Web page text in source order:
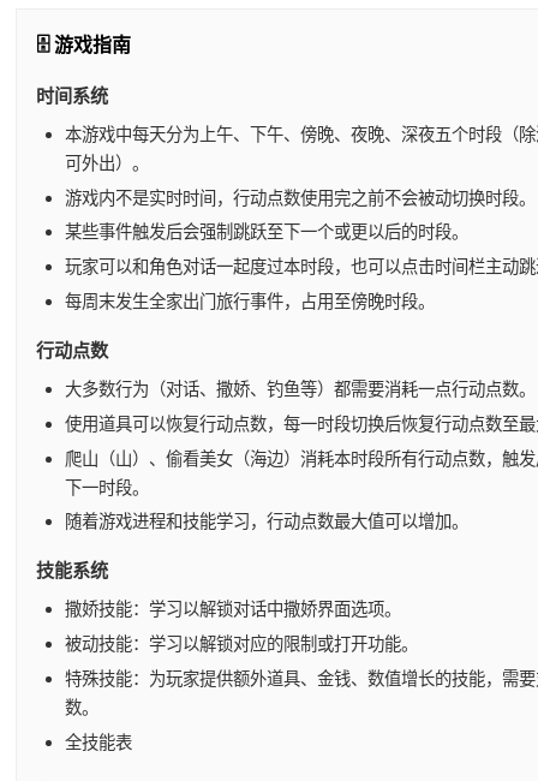
🗄️ 游戏指南
时间系统
本游戏中每天分为上午、下午、傍晚、夜晚、深夜五个时段（
可外出）。
游戏内不是实时时间，行动点数使用完之前不会被动切换时段。
某些事件触发后会强制跳跃至下一个或更以后的时段。
玩家可以和角色对话一起度过本时段，也可以点击时间栏主动
每周末发生全家出门旅行事件，占用至傍晚时段。
行动点数
大多数行为（对话、撒娇、钓鱼等）都需要消耗一点行动点数。
使用道具可以恢复行动点数，每一时段切换后恢复行动点数至
爬山（山）、偷看美女（海边）消耗本时段所有行动点数，触
下一时段。
随着游戏进程和技能学习，行动点数最大值可以增加。
技能系统
撒娇技能：学习以解锁对话中撒娇界面选项。
被动技能：学习以解锁对应的限制或打开功能。
特殊技能：为玩家提供额外道具、金钱、数值增长的技能，需
数。
全技能表